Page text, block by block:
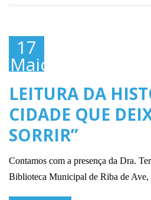
17
Maio,
2019
LEITURA DA
CIDADE QUE
SORRIR”
Contamos com a presença da Dra.
Biblioteca Municipal de Riba de Ave,